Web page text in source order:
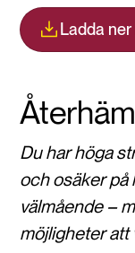
Ladda
Du har höga
och osäker på
välmående –
möjligheter att